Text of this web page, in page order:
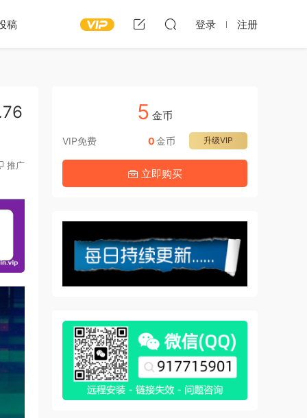
稿 登录 注册
推广
5 金币
VIP免费 升级VIP
0金币
立即购买